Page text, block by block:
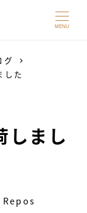
MENU
グ
した
しまし
Repos